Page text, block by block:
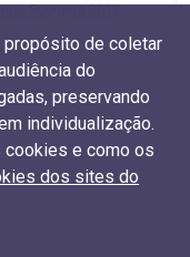
Sucupira 2013-
de coletar
do
preservando
individualização.
cookies e como os
dos sites do